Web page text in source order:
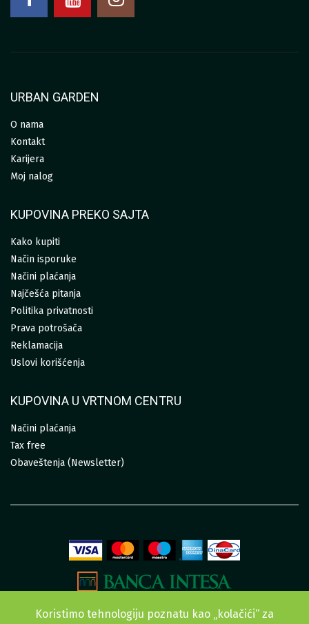
URBAN GARDEN
O nama
Kontakt
Karijera
Moj nalog
KUPOVINA PREKO SAJTA
Kako kupiti
Način isporuke
Načini plaćanja
Najčešća pitanja
Politika privatnosti
Prava potrošača
Reklamacija
Uslovi korišćenja
KUPOVINA U VRTNOM CENTRU
Načini plaćanja
Tax free
Obaveštenja (Newsletter)
Koristimo tehnologiju poznatu kao „kolačići“ za